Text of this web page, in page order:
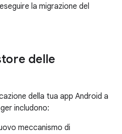
la migrazione del
delle
della tua app Android a
includono:
meccanismo di